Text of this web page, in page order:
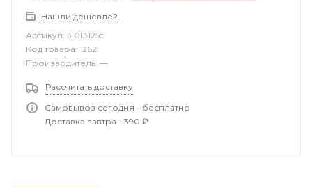
Нашли дешевле?
Артикул: 3.013125c
Код товара: 1262
Производитель: —
Рассчитать доставку
Самовывоз сегодня - бесплатно
Доставка завтра - 390 ₽